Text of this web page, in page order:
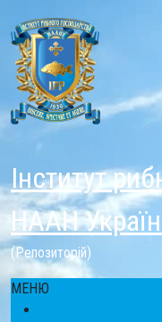
Інститут
НААН
(Репозиторій)
МЕНЮ